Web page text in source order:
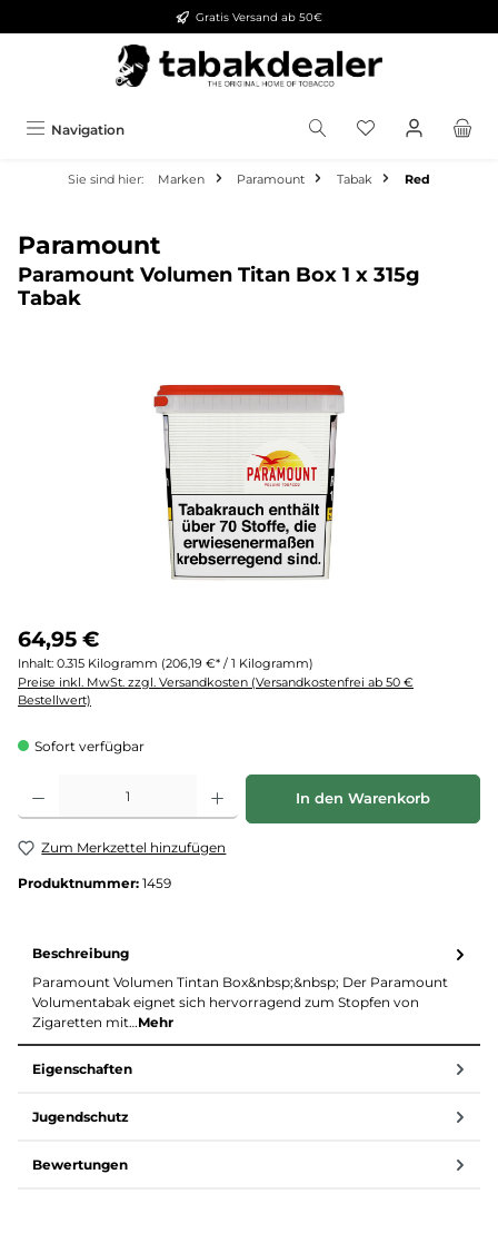
Gratis Versand ab 50€
Navigation
Sie sind hier: Marken Paramount Tabak Red
Paramount
Paramount Volumen Titan Box 1 x 315g
Tabak
64,95 €
Inhalt: 0.315 Kilogramm (206,19 €* / 1 Kilogramm)
Preise inkl. MwSt. zzgl. Versandkosten (Versandkostenfrei ab 50 €
Bestellwert)
Sofort verfügbar
Produkt Anzahl: Gib den gewünschten Wert ein oder benutze die Schaltflächen
In den Warenkorb
Zum Merkzettel hinzufügen
Produktnummer: 1459
Beschreibung
Paramount Volumen Tintan Box&nbsp;&nbsp; Der Paramount
Volumentabak eignet sich hervorragend zum Stopfen von
Zigaretten mit…Mehr
Eigenschaften
Jugendschutz
Bewertungen